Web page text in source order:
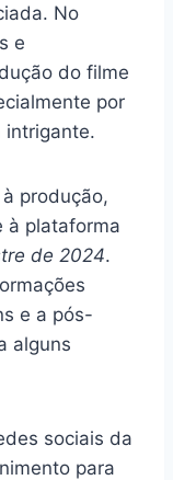
No
e
do filme
por
intrigante.
produção,
à plataforma
de 2024.
e a pós-
alguns
sociais da
para